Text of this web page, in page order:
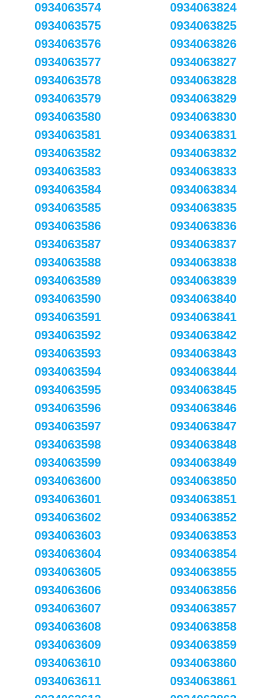
0934063574
0934063575
0934063576
0934063577
0934063578
0934063579
0934063580
0934063581
0934063582
0934063583
0934063584
0934063585
0934063586
0934063587
0934063588
0934063589
0934063590
0934063591
0934063592
0934063593
0934063594
0934063595
0934063596
0934063597
0934063598
0934063599
0934063600
0934063601
0934063602
0934063603
0934063604
0934063605
0934063606
0934063607
0934063608
0934063609
0934063610
0934063611
0934063824
0934063825
0934063826
0934063827
0934063828
0934063829
0934063830
0934063831
0934063832
0934063833
0934063834
0934063835
0934063836
0934063837
0934063838
0934063839
0934063840
0934063841
0934063842
0934063843
0934063844
0934063845
0934063846
0934063847
0934063848
0934063849
0934063850
0934063851
0934063852
0934063853
0934063854
0934063855
0934063856
0934063857
0934063858
0934063859
0934063860
0934063861